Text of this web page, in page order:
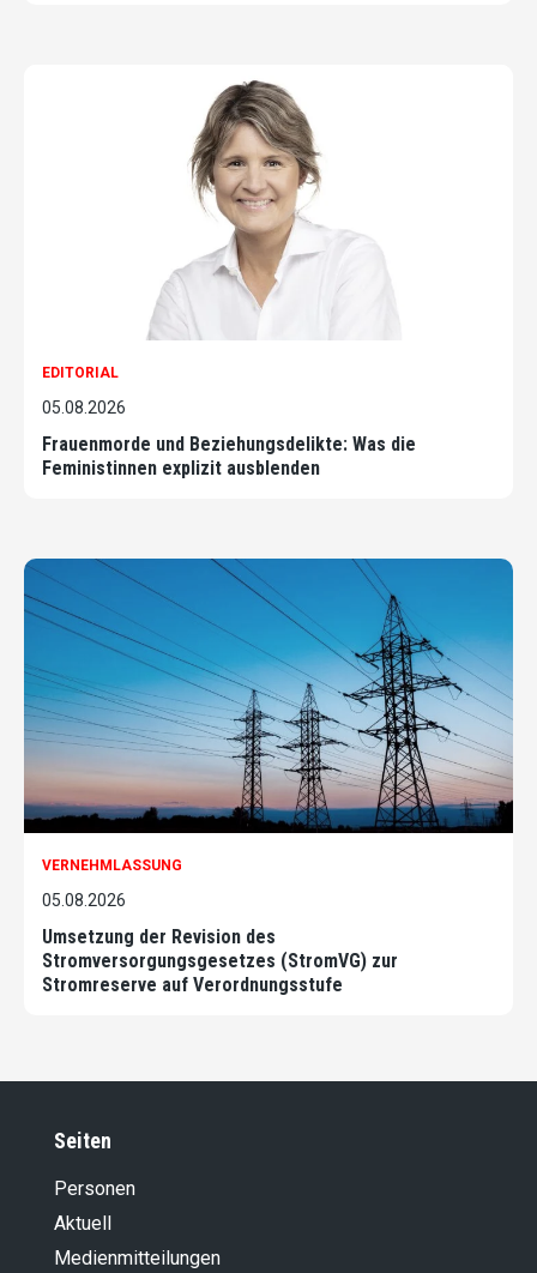
EDITORIAL
05.08.2026
Frauenmorde und Beziehungsdelikte: Was die
Feministinnen explizit ausblenden
VERNEHMLASSUNG
05.08.2026
Umsetzung der Revision des
Stromversorgungsgesetzes (StromVG) zur
Stromreserve auf Verordnungsstufe
Seiten
Personen
Aktuell
Medienmitteilungen